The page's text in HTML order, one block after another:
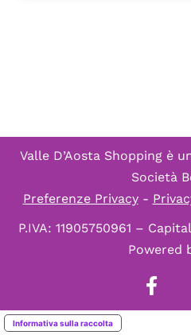
Valle D’Aosta Shopping è
Società
Preferenze Privacy-
P.IVA: 11905750961 –
Powered
Informativa sulla raccolta